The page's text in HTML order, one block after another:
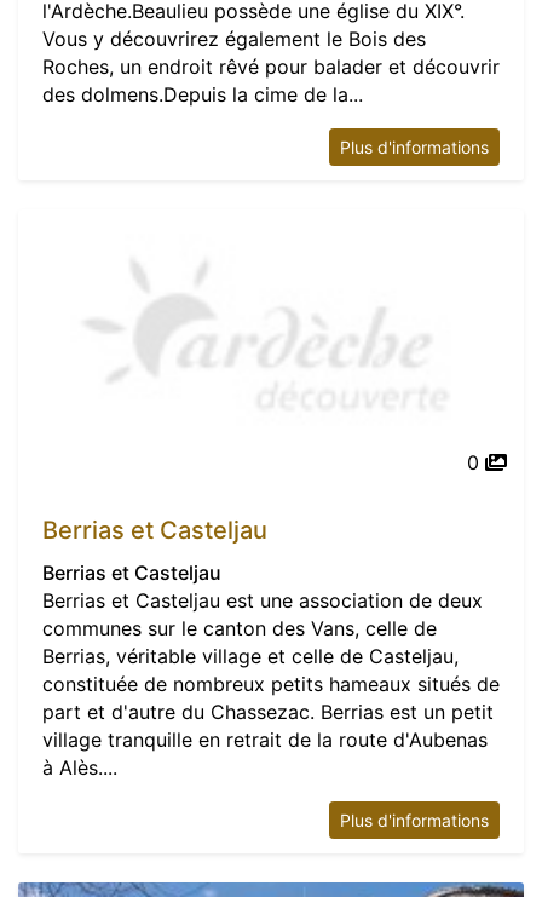
l'Ardèche.Beaulieu possède une église du XIX°.
Vous y découvrirez également le Bois des
Roches, un endroit rêvé pour balader et découvrir
des dolmens.Depuis la cime de la...
Plus d'informations
0
Berrias et Casteljau
Berrias et Casteljau
Berrias et Casteljau est une association de deux
communes sur le canton des Vans, celle de
Berrias, véritable village et celle de Casteljau,
constituée de nombreux petits hameaux situés de
part et d'autre du Chassezac. Berrias est un petit
village tranquille en retrait de la route d'Aubenas
à Alès....
Plus d'informations